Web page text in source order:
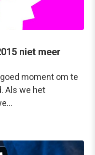
niet meer
moment om te
Als we het